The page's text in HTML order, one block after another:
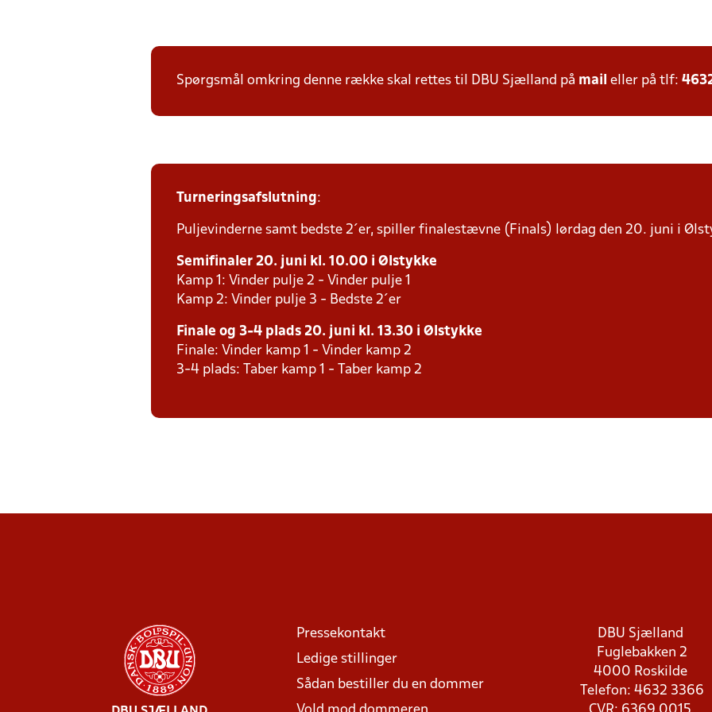
Spørgsmål omkring denne række skal rettes til DBU Sjælland på mail eller på tlf:
Turneringsafslutning:
Puljevinderne samt bedste 2´er, spiller finalestævne (Finals) lørdag den 20. juni i
Semifinaler 20. juni kl. 10.00 i Ølstykke
Kamp 1: Vinder pulje 2 - Vinder pulje 1
Kamp 2: Vinder pulje 3 - Bedste 2´er
Finale og 3-4 plads 20. juni kl. 13.30 i Ølstykke
Finale: Vinder kamp 1 - Vinder kamp 2
3-4 plads: Taber kamp 1 - Taber kamp 2
Pressekontakt
Ledige stillinger
Sådan bestiller du en dommer
DBU Sjælland
Fuglebakken 2
4000 Roskilde
Telefon: 4632 3366